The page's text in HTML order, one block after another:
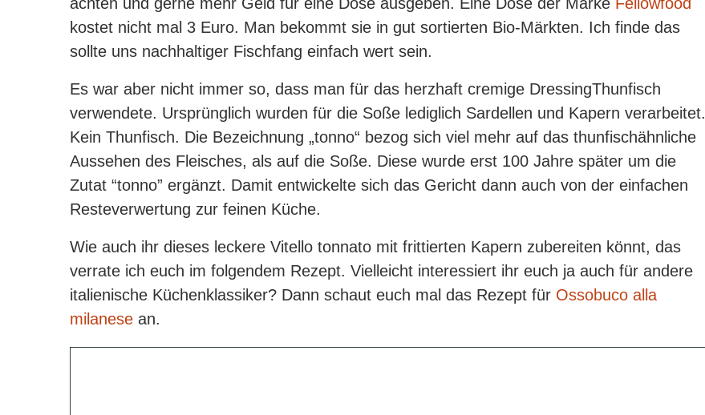
kostet nicht mal 3 Euro. Man bekommt sie in gut sortierten Bio-Märkten. Ich finde das
sollte uns nachhaltiger Fischfang einfach wert sein.
Es war aber nicht immer so, dass man für das herzhaft cremige DressingThunfisch
verwendete. Ursprünglich wurden für die Soße lediglich Sardellen und Kapern verarbeitet.
Kein Thunfisch. Die Bezeichnung „tonno“ bezog sich viel mehr auf das thunfischähnliche
Aussehen des Fleisches, als auf die Soße. Diese wurde erst 100 Jahre später um die
Zutat “tonno” ergänzt. Damit entwickelte sich das Gericht dann auch von der einfachen
Resteverwertung zur feinen Küche.
Wie auch ihr dieses leckere Vitello tonnato mit frittierten Kapern zubereiten könnt, das
verrate ich euch im folgendem Rezept. Vielleicht interessiert ihr euch ja auch für andere
italienische Küchenklassiker? Dann schaut euch mal das Rezept für Ossobuco alla
milanese an.